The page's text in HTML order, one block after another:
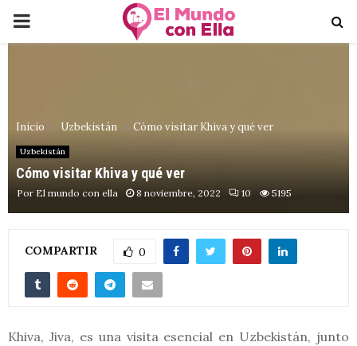
PRIMARY
Inicio Uzbekistán Cómo visitar Khiva y qué ver
Uzbekistán
Cómo visitar Khiva y qué ver
Por El mundo con ella 8 noviembre, 2022 10 5195
COMPARTIR 0
Khiva, Jiva, es una visita esencial en Uzbekistán, junto